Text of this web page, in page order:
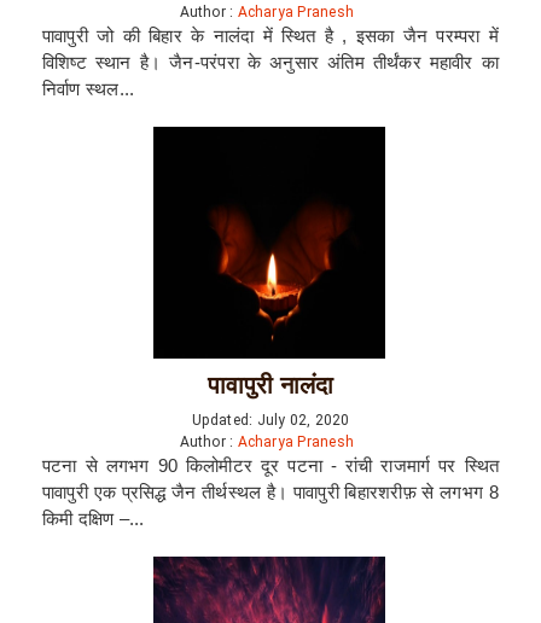
Author : Acharya Pranesh
पावापुरी जो की बिहार के नालंदा में स्थित है , इसका जैन परम्परा में
विशिष्ट स्थान है। जैन-परंपरा के अनुसार अंतिम तीर्थंकर महावीर का
निर्वाण स्थल...
पावापुरी नालंदा
Updated: July 02, 2020
Author : Acharya Pranesh
पटना से लगभग 90 किलोमीटर दूर पटना - रांची राजमार्ग पर स्थित
पावापुरी एक प्रसिद्ध जैन तीर्थस्थल है। पावापुरी बिहारशरीफ़ से लगभग 8
किमी दक्षिण –...